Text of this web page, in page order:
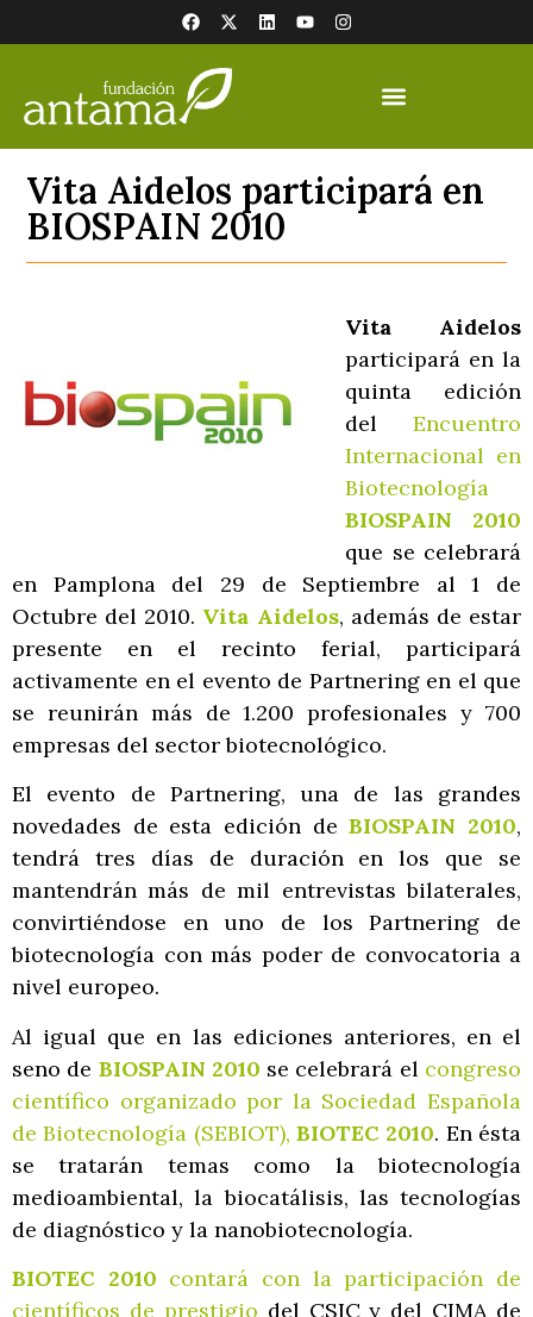
Vita Aidelos participará en
BIOSPAIN 2010
Vita Aidelos
participará en la
quinta edición
del Encuentro
Internacional en
Biotecnología
BIOSPAIN 2010
que se celebrará
en Pamplona del 29 de Septiembre al 1 de
Octubre del 2010. Vita Aidelos, además de estar
presente en el recinto ferial, participará
activamente en el evento de Partnering en el que
se reunirán más de 1.200 profesionales y 700
empresas del sector biotecnológico.
El evento de Partnering, una de las grandes
novedades de esta edición deBIOSPAIN 2010,
tendrá tres días de duración en los que se
mantendrán más de mil entrevistas bilaterales,
convirtiéndose en uno de los Partnering de
biotecnología con más poder de convocatoria a
nivel europeo.
Al igual que en las ediciones anteriores, en el
seno de BIOSPAIN 2010 se celebrará el congreso
científico organizado por la Sociedad Española
de Biotecnología (SEBIOT), BIOTEC 2010. En ésta
se tratarán temas como la biotecnología
medioambiental, la biocatálisis, las tecnologías
de diagnóstico y la nanobiotecnología.
BIOTEC 2010 contará con la participación de
científicos de prestigio del CSIC y del CIMA de